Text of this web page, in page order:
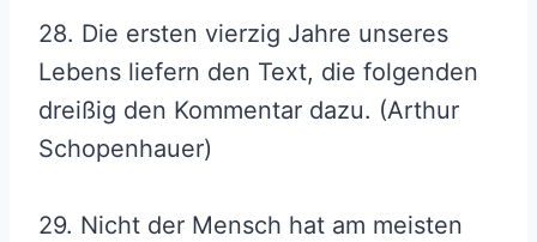
28. Die ersten vierzig Jahre unseres
Lebens liefern den Text, die folgenden
dreißig den Kommentar dazu. (Arthur
Schopenhauer)
29. Nicht der Mensch hat am meisten